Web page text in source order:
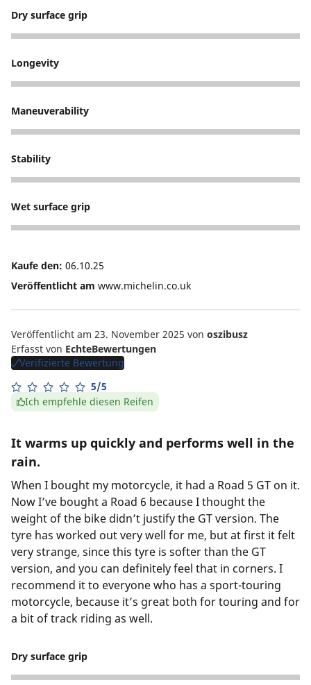
Dry surface grip
5
Longevity
5
Maneuverability
5
Stability
5
Wet surface grip
5
Kaufe den: 06.10.25
Veröffentlicht am www.michelin.co.uk
Veröffentlicht am 23. November 2025 von oszibusz
Erfasst von EchteBewertungen
Verifizierte Bewertung
5/5
Ich empfehle diesen Reifen
It warms up quickly and performs well in the
rain.
When I bought my motorcycle, it had a Road 5 GT on it.
Now I’ve bought a Road 6 because I thought the
weight of the bike didn’t justify the GT version. The
tyre has worked out very well for me, but at first it felt
very strange, since this tyre is softer than the GT
version, and you can definitely feel that in corners. I
recommend it to everyone who has a sport-touring
motorcycle, because it’s great both for touring and for
a bit of track riding as well.
Dry surface grip